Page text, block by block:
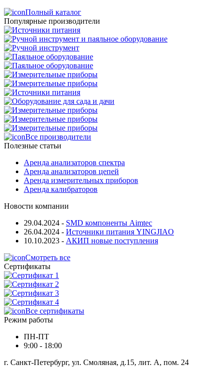
Полный каталог
Популярные производители
Все производители
Полезные статьи
Аренда анализаторов спектра
Аренда анализаторов цепей
Аренда измерительных приборов
Аренда калибраторов
Новости компании
29.04.2024 - SMD компоненты Aimtec
26.04.2024 - Источники питания YINGJIAO
10.10.2023 - АКИП новые поступления
Смотреть все
Сертификаты
Все сертификаты
Режим работы
ПН-ПТ
9:00 - 18:00
г. Санкт-Петербург, ул. Смоляная, д.15, лит. А, пом. 24